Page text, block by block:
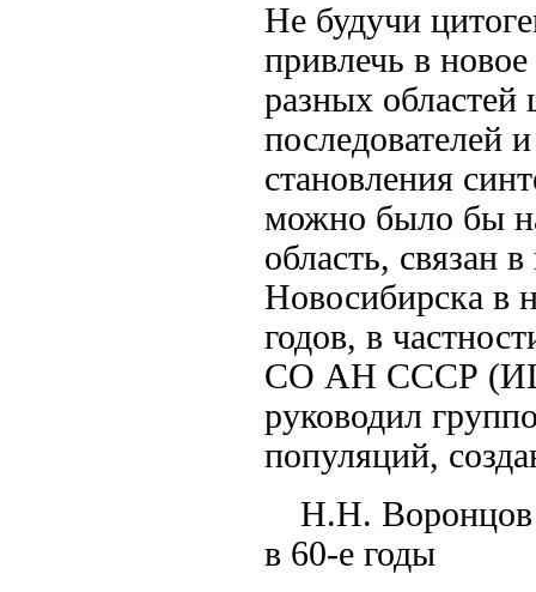
Не будучи
привлечь в
разных областей
последователей
становления
можно было бы
область, связан
Новосибирска в
годов, в
СО АН СССР
руководил
популяций,
Н.Н. Воронцов
в 60-е годы